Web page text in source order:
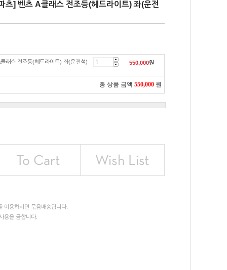
츠] 벤츠 A클래스 전조등(헤드라이트) 좌(운전
래스 전조등(헤드라이트) 좌(운전석)
550,000원
총 상품 금액 550,000 원
이용하시면 묶음배송됩니다.
용을 금합니다.